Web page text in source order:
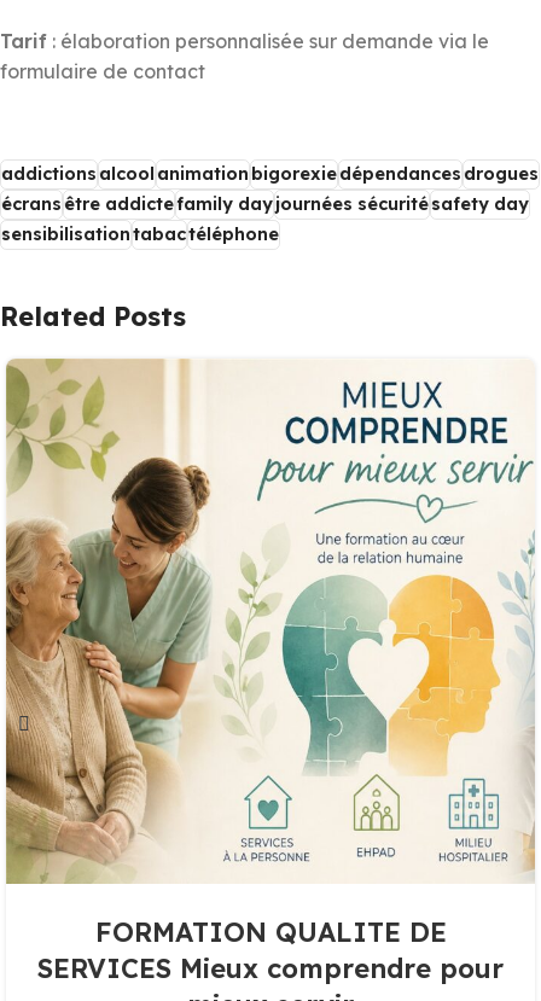
Tarif : élaboration personnalisée sur demande via le
formulaire de contact
addictionsalcoolanimationbigorexiedépendancesdrogues
écransêtre addictefamily dayjournées sécuritésafety day
sensibilisationtabactéléphone
Related Posts
FORMATION QUALITE DE
SERVICES Mieux comprendre pour